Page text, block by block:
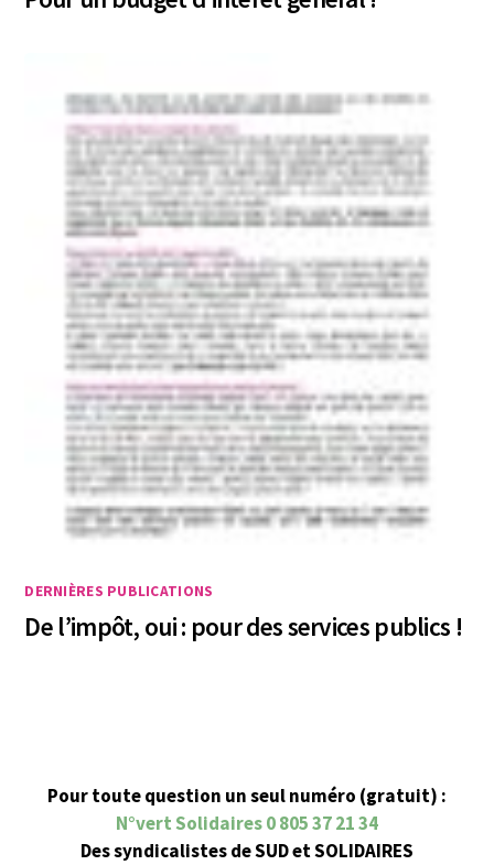
DERNIÈRES PUBLICATIONS
De l’impôt, oui : pour des services publics !
Pour toute question un seul numéro (gratuit) :
N°vert Solidaires 0 805 37 21 34
Des syndicalistes de SUD et SOLIDAIRES